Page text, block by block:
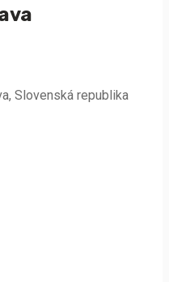
Slovenská republika